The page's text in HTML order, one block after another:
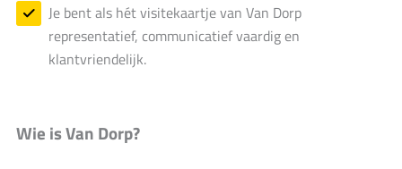
Je bent als hét visitekaartje van Van Dorp
representatief, communicatief vaardig en
klantvriendelijk.
Wie is Van Dorp?